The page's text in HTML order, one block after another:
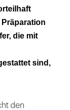
die mit
sind,
den